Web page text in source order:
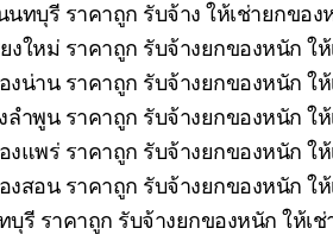
นทบุรี ราคาถูก รับจ้าง ให้เช่ายกของ
งใหม่ ราคาถูก รับจ้างยกของหนัก ให้
งน่าน ราคาถูก รับจ้างยกของหนัก ให้
ลำพูน ราคาถูก รับจ้างยกของหนัก ให้
งแพร่ ราคาถูก รับจ้างยกของหนัก ให้
งสอน ราคาถูก รับจ้างยกของหนัก ให้
บุรี ราคาถูก รับจ้างยกของหนัก ให้เช่